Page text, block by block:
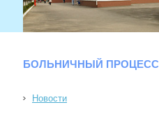
БОЛЬНИЧНЫЙ ПРОЦЕСС
Новости